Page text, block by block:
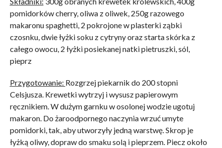
pomidorków cherry, oliwa z oliwek, 250g razowego
makaronu spaghetti, 2 pokrojone w plasterki ząbki
czosnku, dwie łyżki soku z cytryny oraz starta skórka z
całego owocu, 2 łyżki posiekanej natki pietruszki, sól,
pieprz
Przygotowanie: Rozgrzej piekarnik do 200 stopni
Celsjusza. Krewetki wytrzyj i wysusz papierowym
ręcznikiem. W dużym garnku w osolonej wodzie ugotuj
makaron. Do żaroodpornego naczynia wrzuć umyte
pomidorki, tak, aby utworzyły jedną warstwę. Skrop je
łyżką oliwy, dopraw do smaku solą i pieprzem. Piecz około